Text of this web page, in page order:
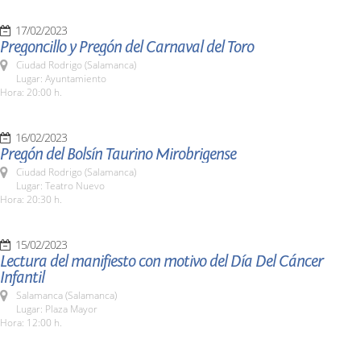
17/02/2023
Pregoncillo y Pregón del Carnaval del Toro
Ciudad Rodrigo (Salamanca)
Lugar: Ayuntamiento
Hora: 20:00 h.
16/02/2023
Pregón del Bolsín Taurino Mirobrigense
Ciudad Rodrigo (Salamanca)
Lugar: Teatro Nuevo
Hora: 20:30 h.
15/02/2023
Lectura del manifiesto con motivo del Día Del Cáncer
Infantil
Salamanca (Salamanca)
Lugar: Plaza Mayor
Hora: 12:00 h.